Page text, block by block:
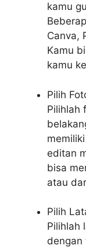
kamu
Canva,
Kamu
kamu
Pilih
Pilihlah
editan
bisa
atau
Pilih
Pilihlah
dengan